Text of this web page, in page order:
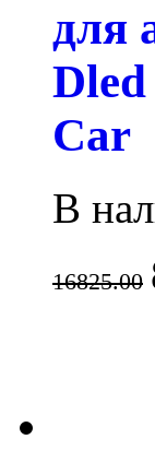
для
Car
В
16825.00